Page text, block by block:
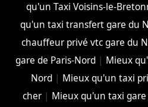
qu'un Taxi Voisins-le-
qu'un taxi transfert gare du
chauffeur privé vtc gare du
gare de Paris-Nord | Mieux
Nord| Mieux qu'un taxi
cher | Mieux qu'un taxi